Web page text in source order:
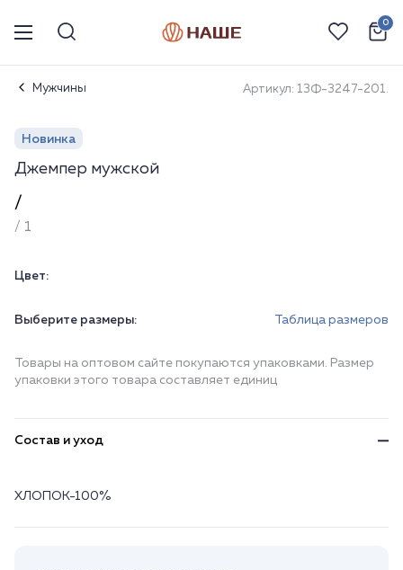
0
Мужчины Артикул: 13Ф-3247-201.
Новинка
Джемпер мужской
/
/ 1
Цвет:
Выберите размеры: Таблица размеров
Товары на оптовом сайте покупаются упаковками. Размер
упаковки этого товара составляет единиц
Состав и уход
ХЛОПОК-100%